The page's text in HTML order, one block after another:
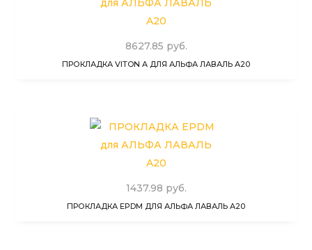
8627.85 руб.
ПРОКЛАДКА VITON A ДЛЯ АЛЬФА ЛАВАЛЬ A20
1437.98 руб.
ПРОКЛАДКА EPDM ДЛЯ АЛЬФА ЛАВАЛЬ A20